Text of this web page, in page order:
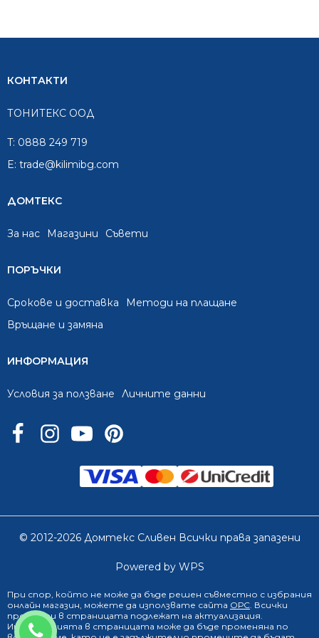
0888 249 719
КОНТАКТИ
ТОНИТЕКС ООД
T: 0888 249 719
E: trade@kilimibg.com
ДОМТЕКС
За нас Mагазини Съвети
ПОРЪЧКИ
Срокове и доставка
Методи на плащане
Връщане и замяна
ИНФОРМАЦИЯ
Условия за ползване Личните данни
© 2012-2026 Домтекс Сливен Всички права запазени
Powered by WPS
При спор, който не може да бъде решен съвместно с избрания
онлайн магазин, можете да използвате сайта ОРС. Всички
продукти в страницата подлежат на актуализация.
Информацията в страницата може да бъде променяна по